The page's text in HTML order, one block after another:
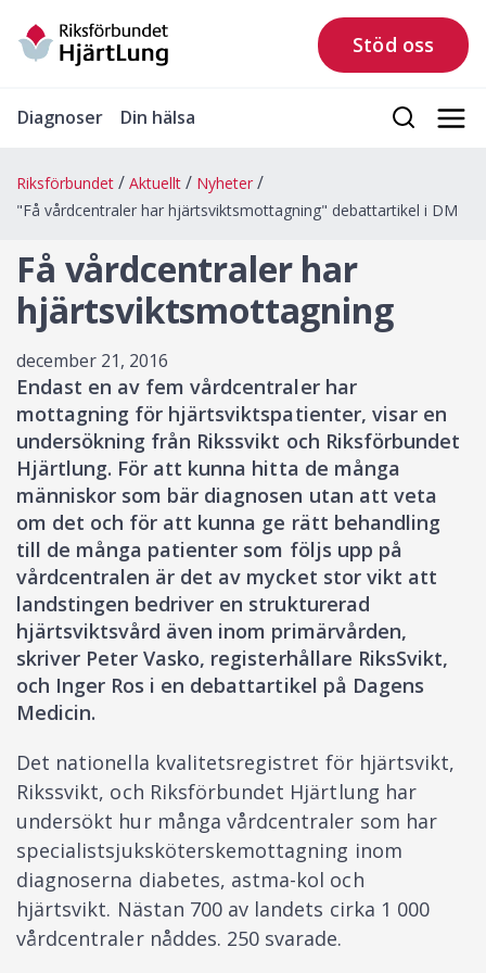
Stöd oss
Diagnoser Din hälsa
Riksförbundet Aktuellt
Nyheter
"Få vårdcentraler har hjärtsviktsmottagning" debattartikel i DM
Få vårdcentraler har
hjärtsviktsmottagning
december 21, 2016
Endast en av fem vårdcentraler har
mottagning för hjärtsviktspatienter, visar en
undersökning från Rikssvikt och Riksförbundet
Hjärtlung. För att kunna hitta de många
människor som bär diagnosen utan att veta
om det och för att kunna ge rätt behandling
till de många patienter som följs upp på
vårdcentralen är det av mycket stor vikt att
landstingen bedriver en strukturerad
hjärtsviktsvård även inom primärvården,
skriver Peter Vasko, registerhållare RiksSvikt,
och Inger Ros i en debattartikel på Dagens
Medicin.
Det nationella kvalitetsregistret för hjärtsvikt,
Rikssvikt, och Riksförbundet Hjärtlung har
undersökt hur många vårdcentraler som har
specialistsjuksköterskemottagning inom
diagnoserna diabetes, astma-kol och
hjärtsvikt. Nästan 700 av landets cirka 1 000
vårdcentraler nåddes. 250 svarade.